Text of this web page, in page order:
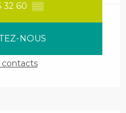
32 60 ▒▒
NOUS
contacts